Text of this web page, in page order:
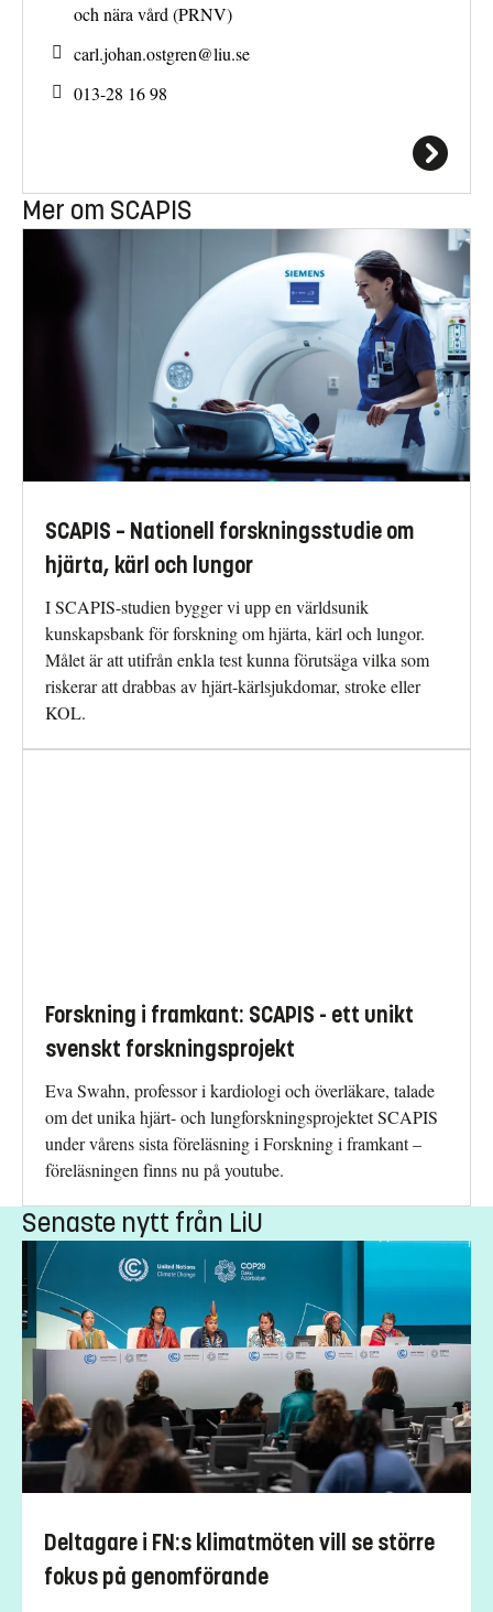
och nära vård (PRNV)
carl.johan.ostgren@liu.se
013-28 16 98
Mer om SCAPIS
SCAPIS – Nationell forskningsstudie om
hjärta, kärl och lungor
I SCAPIS-studien bygger vi upp en världsunik
kunskapsbank för forskning om hjärta, kärl och lungor.
Målet är att utifrån enkla test kunna förutsäga vilka som
riskerar att drabbas av hjärt-kärlsjukdomar, stroke eller
KOL.
Forskning i framkant: SCAPIS - ett unikt
svenskt forskningsprojekt
Eva Swahn, professor i kardiologi och överläkare, talade
om det unika hjärt- och lungforskningsprojektet SCAPIS
under vårens sista föreläsning i Forskning i framkant –
föreläsningen finns nu på youtube.
Senaste nytt från LiU
Deltagare i FN:s klimatmöten vill se större
fokus på genomförande